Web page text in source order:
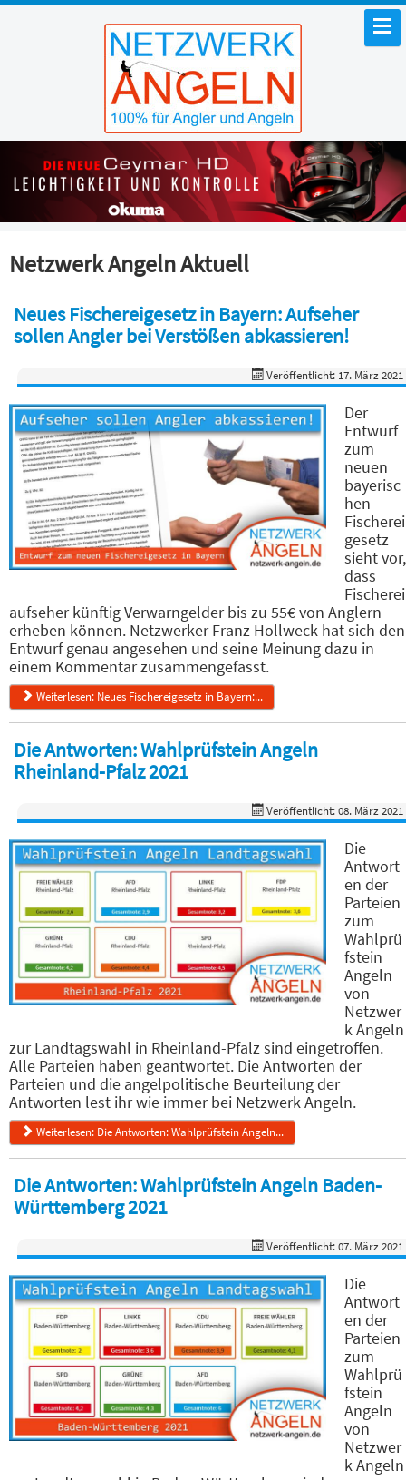
Netzwerk Angeln Aktuell
Neues Fischereigesetz in Bayern: Aufseher
sollen Angler bei Verstößen abkassieren!
Veröffentlicht: 17. März 2021
Der
Entwurf
zum
neuen
bayerisc
hen
Fischerei
gesetz
sieht vor,
dass
Fischerei
aufseher künftig Verwarngelder bis zu 55€ von Anglern
erheben können. Netzwerker Franz Hollweck hat sich den
Entwurf genau angesehen und seine Meinung dazu in
einem Kommentar zusammengefasst.
Weiterlesen: Neues Fischereigesetz in Bayern:...
Die Antworten: Wahlprüfstein Angeln
Rheinland-Pfalz 2021
Veröffentlicht: 08. März 2021
Die
Antwort
en der
Parteien
zum
Wahlprü
fstein
Angeln
von
Netzwer
k Angeln
zur Landtagswahl in Rheinland-Pfalz sind eingetroffen.
Alle Parteien haben geantwortet. Die Antworten der
Parteien und die angelpolitische Beurteilung der
Antworten lest ihr wie immer bei Netzwerk Angeln.
Weiterlesen: Die Antworten: Wahlprüfstein Angeln...
Die Antworten: Wahlprüfstein Angeln Baden-
Württemberg 2021
Veröffentlicht: 07. März 2021
Die
Antwort
en der
Parteien
zum
Wahlprü
fstein
Angeln
von
Netzwer
k Angeln